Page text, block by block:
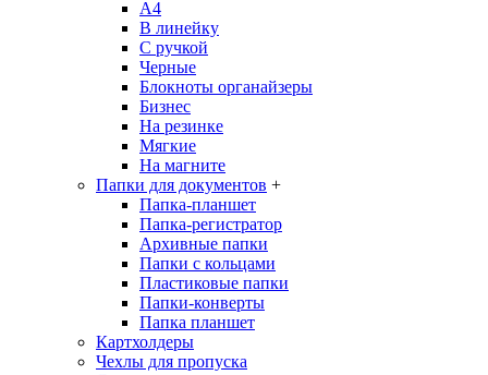
A4
В линейку
С ручкой
Черные
Блокноты органайзеры
Бизнес
На резинке
Мягкие
На магните
Папки для документов +
Папка-планшет
Папка-регистратор
Архивные папки
Папки с кольцами
Пластиковые папки
Папки-конверты
Папка планшет
Картхолдеры
Чехлы для пропуска